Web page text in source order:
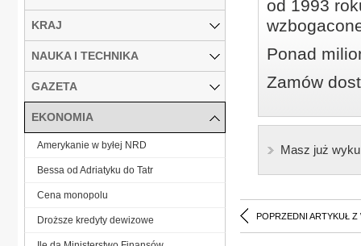
od 1993
Ponad
Zamów
Masz już
POPRZEDNI ARTYKUŁ Z
KRAJ
NAUKA I TECHNIKA
GAZETA
EKONOMIA
Amerykanie w byłej NRD
Bessa od Adriatyku do Tatr
Cena monopolu
Droższe kredyty dewizowe